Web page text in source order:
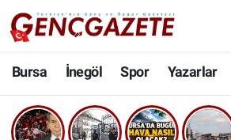
Bursa İnegöl Spor Yazarlar
Bursa
İnegöl
Nöbetçi Eczaneler
Hava Durumu